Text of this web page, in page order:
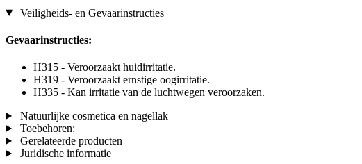
Veiligheids- en Gevaarinstructies
Gevaarinstructies:
H315 - Veroorzaakt huidirritatie.
H319 - Veroorzaakt ernstige oogirritatie.
H335 - Kan irritatie van de luchtwegen veroorzaken.
Natuurlijke cosmetica en nagellak
Toebehoren:
Gerelateerde producten
Juridische informatie